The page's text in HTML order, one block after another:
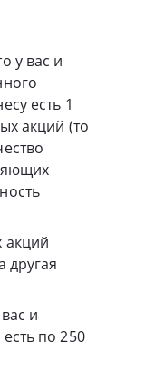
у вас и
есть 1
акций (то
акций
другая
и
по 250